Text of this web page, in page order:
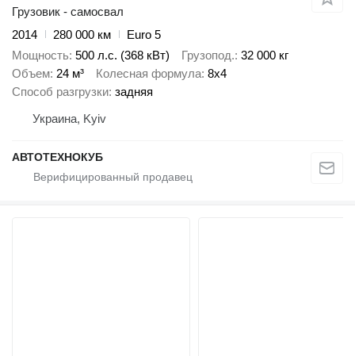
Грузовик - самосвал
2014
280 000 км
Euro 5
Мощность 500 л.с. (368 кВт) Грузопод. 32 000 кг
Объем 24 м³ Колесная формула 8x4
Способ разгрузки задняя
Украина, Kyiv
АВТОТЕХНОКУБ